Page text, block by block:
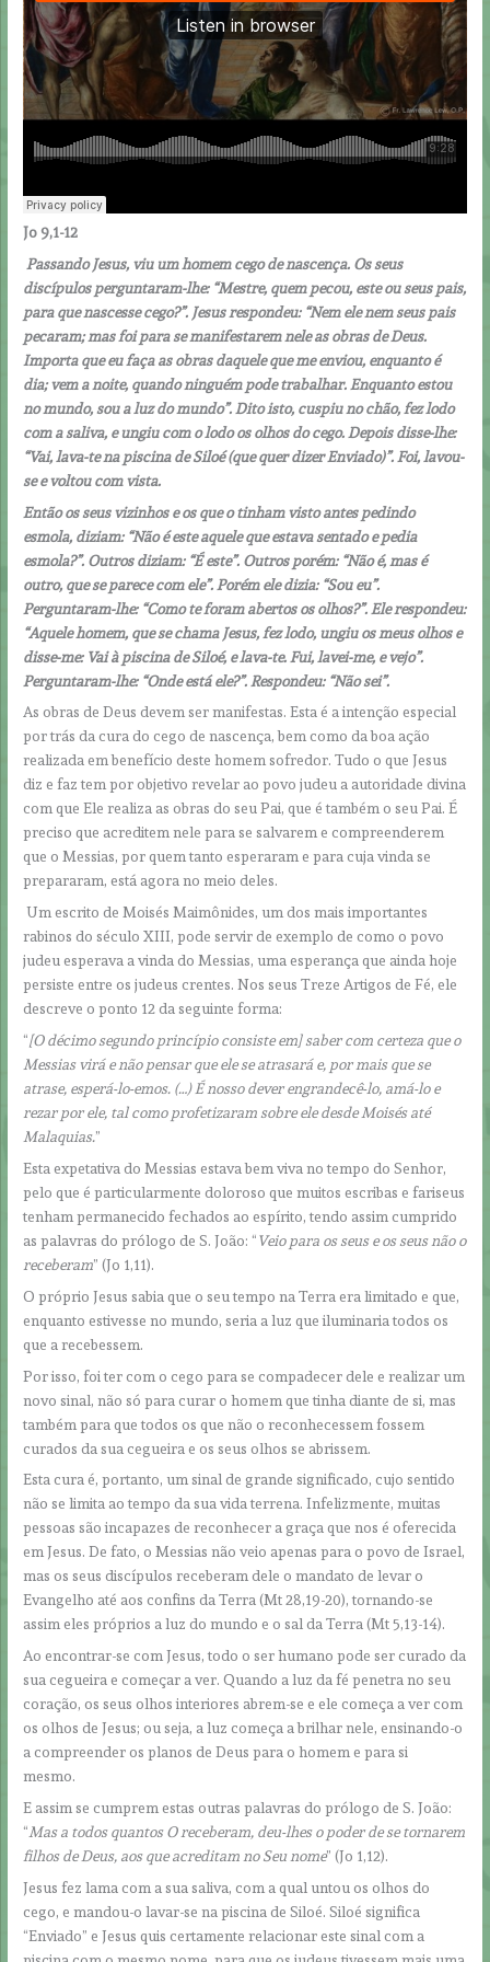
Jo 9,1-12
Passando Jesus, viu um homem cego de nascença. Os seus
discípulos perguntaram-lhe: “Mestre, quem pecou, este ou seus pais,
para que nascesse cego?”. Jesus respondeu: “Nem ele nem seus pais
pecaram; mas foi para se manifestarem nele as obras de Deus.
Importa que eu faça as obras daquele que me enviou, enquanto é
dia; vem a noite, quando ninguém pode trabalhar. Enquanto estou
no mundo, sou a luz do mundo”. Dito isto, cuspiu no chão, fez lodo
com a saliva, e ungiu com o lodo os olhos do cego. Depois disse-lhe:
“Vai, lava-te na piscina de Siloé (que quer dizer Enviado)”. Foi, lavou-
se e voltou com vista.
Então os seus vizinhos e os que o tinham visto antes pedindo
esmola, diziam: “Não é este aquele que estava sentado e pedia
esmola?”. Outros diziam: “É este”. Outros porém: “Não é, mas é
outro, que se parece com ele”. Porém ele dizia: “Sou eu”.
Perguntaram-lhe: “Como te foram abertos os olhos?”. Ele respondeu:
“Aquele homem, que se chama Jesus, fez lodo, ungiu os meus olhos e
disse-me: Vai à piscina de Siloé, e lava-te. Fui, lavei-me, e vejo”.
Perguntaram-lhe: “Onde está ele?”. Respondeu: “Não sei”.
As obras de Deus devem ser manifestas. Esta é a intenção especial
por trás da cura do cego de nascença, bem como da boa ação
realizada em benefício deste homem sofredor. Tudo o que Jesus
diz e faz tem por objetivo revelar ao povo judeu a autoridade divina
com que Ele realiza as obras do seu Pai, que é também o seu Pai. É
preciso que acreditem nele para se salvarem e compreenderem
que o Messias, por quem tanto esperaram e para cuja vinda se
prepararam, está agora no meio deles.
Um escrito de Moisés Maimônides, um dos mais importantes
rabinos do século XIII, pode servir de exemplo de como o povo
judeu esperava a vinda do Messias, uma esperança que ainda hoje
persiste entre os judeus crentes. Nos seus Treze Artigos de Fé, ele
descreve o ponto 12 da seguinte forma:
“[O décimo segundo princípio consiste em] saber com certeza que o
Messias virá e não pensar que ele se atrasará e, por mais que se
atrase, esperá-lo-emos. (…) É nosso dever engrandecê-lo, amá-lo e
rezar por ele, tal como profetizaram sobre ele desde Moisés até
Malaquias.”
Esta expetativa do Messias estava bem viva no tempo do Senhor,
pelo que é particularmente doloroso que muitos escribas e fariseus
tenham permanecido fechados ao espírito, tendo assim cumprido
as palavras do prólogo de S. João: “Veio para os seus e os seus não o
receberam” (Jo 1,11).
O próprio Jesus sabia que o seu tempo na Terra era limitado e que,
enquanto estivesse no mundo, seria a luz que iluminaria todos os
que a recebessem.
Por isso, foi ter com o cego para se compadecer dele e realizar um
novo sinal, não só para curar o homem que tinha diante de si, mas
também para que todos os que não o reconhecessem fossem
curados da sua cegueira e os seus olhos se abrissem.
Esta cura é, portanto, um sinal de grande significado, cujo sentido
não se limita ao tempo da sua vida terrena. Infelizmente, muitas
pessoas são incapazes de reconhecer a graça que nos é oferecida
em Jesus. De fato, o Messias não veio apenas para o povo de Israel,
mas os seus discípulos receberam dele o mandato de levar o
Evangelho até aos confins da Terra (Mt 28,19-20), tornando-se
assim eles próprios a luz do mundo e o sal da Terra (Mt 5,13-14).
Ao encontrar-se com Jesus, todo o ser humano pode ser curado da
sua cegueira e começar a ver. Quando a luz da fé penetra no seu
coração, os seus olhos interiores abrem-se e ele começa a ver com
os olhos de Jesus; ou seja, a luz começa a brilhar nele, ensinando-o
a compreender os planos de Deus para o homem e para si
mesmo.
E assim se cumprem estas outras palavras do prólogo de S. João:
“Mas a todos quantos O receberam, deu-lhes o poder de se tornarem
filhos de Deus, aos que acreditam no Seu nome” (Jo 1,12).
Jesus fez lama com a sua saliva, com a qual untou os olhos do
cego, e mandou-o lavar-se na piscina de Siloé. Siloé significa
“Enviado” e Jesus quis certamente relacionar este sinal com a